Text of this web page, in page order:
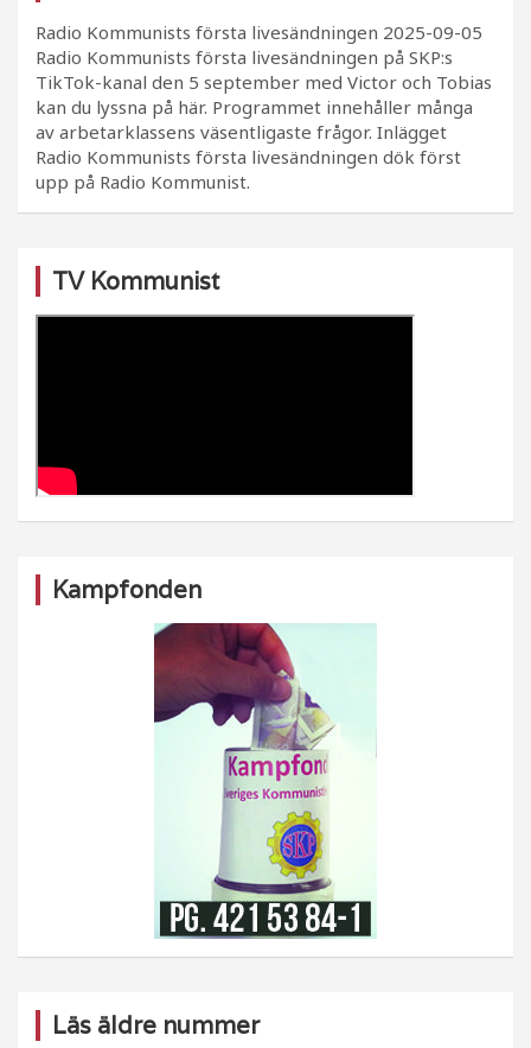
Radio Kommunists första livesändningen 2025-09-05
Radio Kommunists första livesändningen på SKP:s
TikTok-kanal den 5 september med Victor och Tobias
kan du lyssna på här. Programmet innehåller många
av arbetarklassens väsentligaste frågor. Inlägget
Radio Kommunists första livesändningen dök först
upp på Radio Kommunist.
TV Kommunist
Kampfonden
Läs äldre nummer